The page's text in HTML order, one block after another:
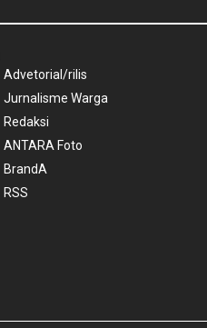
Advetorial/rilis
Jurnalisme Warga
Redaksi
ANTARA Foto
BrandA
RSS